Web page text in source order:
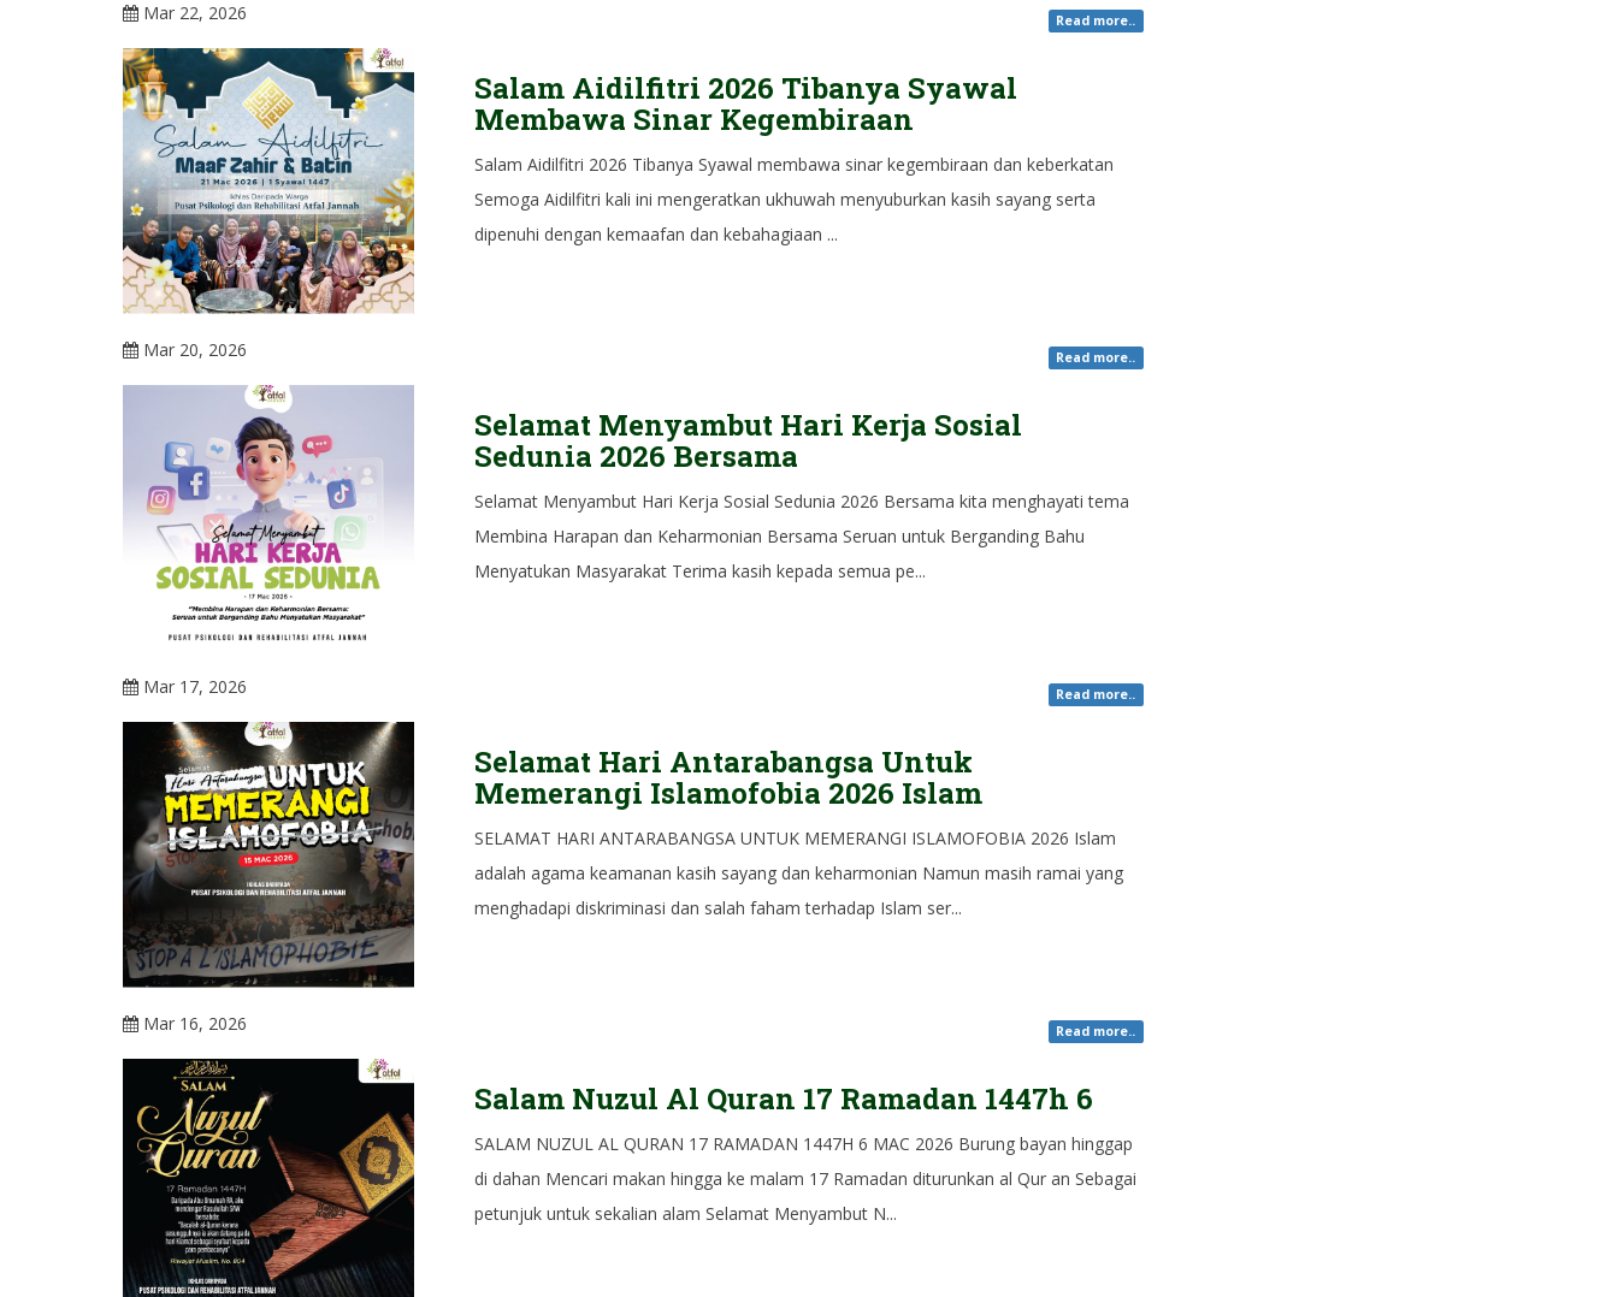
Read more..
Mar 22, 2026
Salam Aidilfitri 2026 Tibanya Syawal
Membawa Sinar Kegembiraan
Salam Aidilfitri 2026 Tibanya Syawal membawa sinar kegembiraan dan keberkatan
Semoga Aidilfitri kali ini mengeratkan ukhuwah menyuburkan kasih sayang serta
dipenuhi dengan kemaafan dan kebahagiaan ...
Read more..
Mar 20, 2026
Selamat Menyambut Hari Kerja Sosial
Sedunia 2026 Bersama
Selamat Menyambut Hari Kerja Sosial Sedunia 2026 Bersama kita menghayati tema
Membina Harapan dan Keharmonian Bersama Seruan untuk Berganding Bahu
Menyatukan Masyarakat Terima kasih kepada semua pe...
Read more..
Mar 17, 2026
Selamat Hari Antarabangsa Untuk
Memerangi Islamofobia 2026 Islam
SELAMAT HARI ANTARABANGSA UNTUK MEMERANGI ISLAMOFOBIA 2026 Islam
adalah agama keamanan kasih sayang dan keharmonian Namun masih ramai yang
menghadapi diskriminasi dan salah faham terhadap Islam ser...
Read more..
Mar 16, 2026
Salam Nuzul Al Quran 17 Ramadan 1447h 6
SALAM NUZUL AL QURAN 17 RAMADAN 1447H 6 MAC 2026 Burung bayan hinggap
di dahan Mencari makan hingga ke malam 17 Ramadan diturunkan al Qur an Sebagai
petunjuk untuk sekalian alam Selamat Menyambut N...